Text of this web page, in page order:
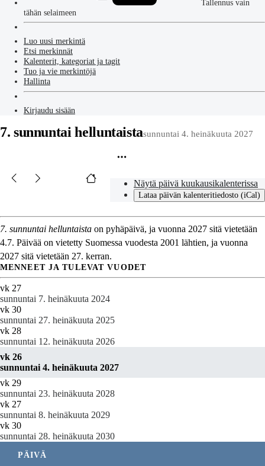
Tallennus vain
tähän selaimeen
Luo uusi merkintä
Etsi merkinnät
Kalenterit, kategoriat ja tagit
Tuo ja vie merkintöjä
Hallinta
Kirjaudu sisään
7. sunnuntai helluntaistasunnuntai 4. heinäkuuta 2027
Näytä päivä kuukausikalenterissa
Lataa päivän kalenteritiedosto (iCal)
7. sunnuntai helluntaista on pyhäpäivä, ja vuonna 2027 sitä vietetään
4.7. Päivää on vietetty Suomessa vuodesta 2001 lähtien, ja vuonna
2027 sitä vietetään 27. kerran.
MENNEET JA TULEVAT VUODET
vk 27
sunnuntai 7. heinäkuuta 2024
vk 30
sunnuntai 27. heinäkuuta 2025
vk 28
sunnuntai 12. heinäkuuta 2026
vk 26
sunnuntai 4. heinäkuuta 2027
vk 29
sunnuntai 23. heinäkuuta 2028
vk 27
sunnuntai 8. heinäkuuta 2029
vk 30
sunnuntai 28. heinäkuuta 2030
PÄIVÄ